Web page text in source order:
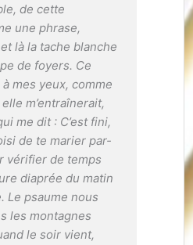
de cette
une phrase,
là la tache blanche
de foyers. Ce
mes yeux, comme
m’entraînerait,
me dit : C’est fini,
de te marier par-
vérifier de temps
diaprée du matin
Le psaume nous
les montagnes
le soir vient,